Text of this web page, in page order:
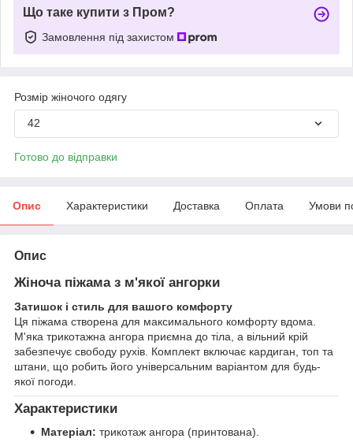
Що таке купити з Пром?
Замовлення під захистом
Розмір жіночого одягу
42
Готово до відправки
Опис Характеристики Доставка Оплата Умови
Опис
Жіноча піжама з м'якої ангорки
Затишок і стиль для вашого комфорту
Ця піжама створена для максимального комфорту вдома.
М'яка трикотажна ангора приємна до тіла, а вільний крій
забезпечує свободу рухів. Комплект включає кардиган, топ та
штани, що робить його універсальним варіантом для будь-
якої погоди.
Характеристики
Матеріал: трикотаж ангора (принтована).